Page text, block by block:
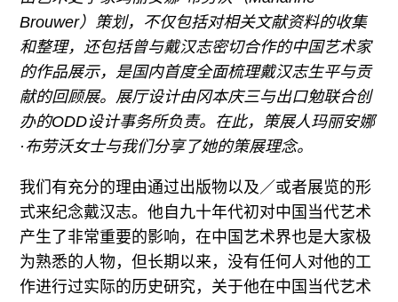
Brouwer）策划，不仅包括对相关文献资料的收集
和整理，还包括曾与戴汉志密切合作的中国艺术家
的作品展示，是国内首度全面梳理戴汉志生平与贡
献的回顾展。展厅设计由冈本庆三与出口勉联合创
办的ODD设计事务所负责。在此，策展人玛丽安娜
·布劳沃女士与我们分享了她的策展理念。
我们有充分的理由通过出版物以及／或者展览的形
式来纪念戴汉志。他自九十年代初对中国当代艺术
产生了非常重要的影响，在中国艺术界也是大家极
为熟悉的人物，但长期以来，没有任何人对他的工
作进行过实际的历史研究，关于他在中国当代艺术